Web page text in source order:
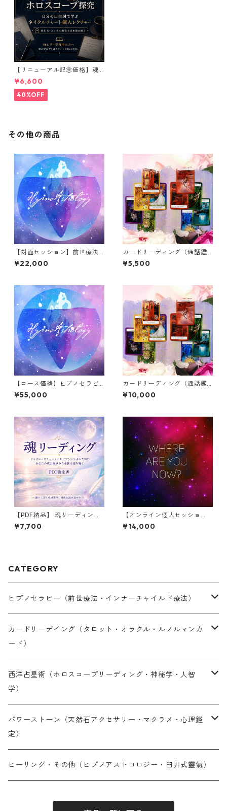
【リニューアル記念価格】魂
のホロスコープ探究｜自分の
出生図で学ぶネイタルチャー
ト個人レクチャー
¥6,600
40%OFF
その他の商品
【対面セッション】前世療法
（ヒプノセラピー） ※女性
限定
¥22,000
カードリーディング（通話鑑
定30分）
¥5,500
【コース価格】ヒプノセラピ
ー（前世療法）３回 → オリエ
ンお試しから本格的な過去世
¥55,000
カードリーディング（通話鑑
定60分）
¥10,000
【PDF納品】 魂リーディング
｜通常のネイタルでは届かな
い魂の意識領域を読む鑑定書
¥7,700
【オンライン個人セッショ
ン】ツインレイとは？ 〜魂の
旅から知るパートナーシップ
¥14,000
CATEGORY
ヒプノセラピー（前世療法・インナーチャイルド療法）
対面セラピー（完全予約制）
オンラインセラピー（完全予約制）
カードリーデイング（タロット・オラクル・ルノルマンカ
ード）
LINE鑑定（30分単位・予約制）
オンライン通話鑑定（30分単位・予約制）
メール鑑定（PDF納品10〜14日）
対面鑑定（完全予約制）
西洋占星術（ホロスコープリーディング・神秘学・人智
学）
LINE鑑定（30分単位・予約制）
オンライン鑑定（30分単位・予約制）
メール鑑定（PDF納品 現在10〜14日）
パワーストーン（天然石アクセサリー・マクラメ・心理鑑
定）
天然石アイテム
ヒーリング・その他（ヒプノアストロロジー・臼井式靈氣）